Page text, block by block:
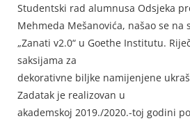
Studentski rad alumnusa Odsjeka
Mehmeda Mešanovića, našao se na
„Zanati v2.0“ u Goethe Institutu.
saksijama za
dekorativne biljke namijenjene
Zadatak je realizovan u
akademskoj 2019./2020.-toj godini